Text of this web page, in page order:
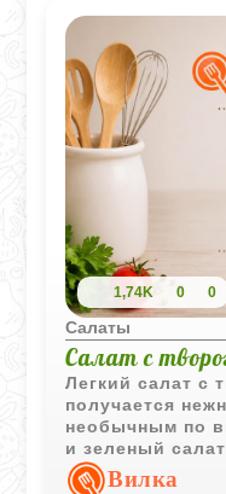
1,74K 0 0
Салаты
Салат с
Легкий салат с
получается
необычным по
и зеленый
сладкими
Вилка